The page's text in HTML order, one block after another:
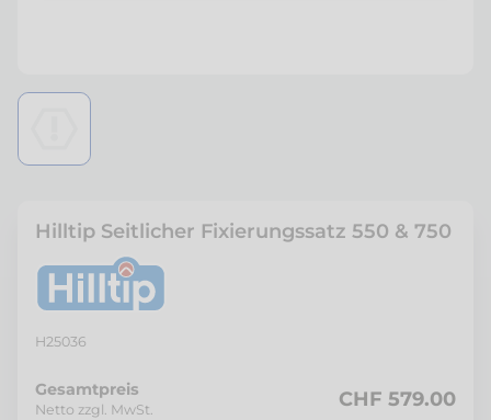
Hilltip Seitlicher Fixierungssatz 550 & 750
H25036
Gesamtpreis
Netto zzgl. MwSt. CHF 579.00